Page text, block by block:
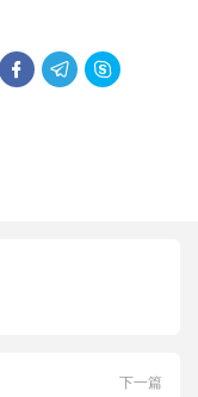
  
下一篇